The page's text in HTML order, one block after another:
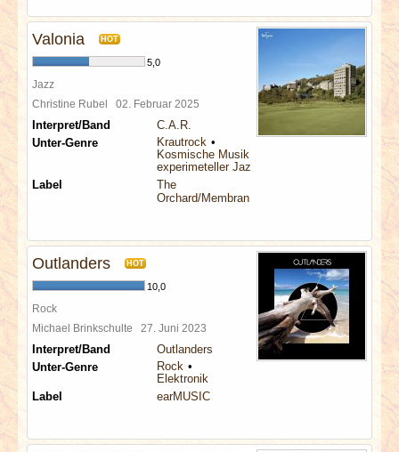
Valonia HOT
5,0
Jazz
Christine Rubel 02. Februar 2025
Interpret/Band
C.A.R.
Unter-Genre
Krautrock
Kosmische Musik
experimeteller Jazz
Label
The
Orchard/Membran
Outlanders HOT
10,0
Rock
Michael Brinkschulte 27. Juni 2023
Interpret/Band
Outlanders
Unter-Genre
Rock
Elektronik
Label
earMUSIC